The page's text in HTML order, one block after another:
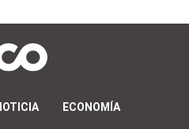
ECONOMÍA